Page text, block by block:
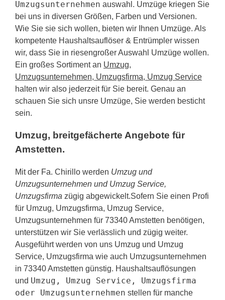
Umzugsunternehmen auswahl. Umzüge kriegen Sie
bei uns in diversen Größen, Farben und Versionen.
Wie Sie sie sich wollen, bieten wir Ihnen Umzüge. Als
kompetente Haushaltsauflöser & Entrümpler wissen
wir, dass Sie in riesengroßer Auswahl Umzüge wollen.
Ein großes Sortiment an Umzug,
Umzugsunternehmen, Umzugsfirma, Umzug Service
halten wir also jederzeit für Sie bereit. Genau an
schauen Sie sich unsre Umzüge, Sie werden besticht
sein.
Umzug, breitgefächerte Angebote für
Amstetten.
Mit der Fa. Chirillo werden Umzug und
Umzugsunternehmen und Umzug Service,
Umzugsfirma zügig abgewickelt.Sofern Sie einen Profi
für Umzug, Umzugsfirma, Umzug Service,
Umzugsunternehmen für 73340 Amstetten benötigen,
unterstützen wir Sie verlässlich und zügig weiter.
Ausgeführt werden von uns Umzug und Umzug
Service, Umzugsfirma wie auch Umzugsunternehmen
in 73340 Amstetten günstig. Haushaltsauflösungen
und Umzug, Umzug Service, Umzugsfirma
oder Umzugsunternehmen stellen für manche